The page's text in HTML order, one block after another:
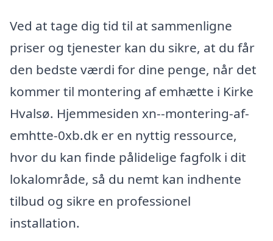
Ved at tage dig tid til at sammenligne
priser og tjenester kan du sikre, at du får
den bedste værdi for dine penge, når det
kommer til montering af emhætte i Kirke
Hvalsø. Hjemmesiden xn--montering-af-
emhtte-0xb.dk er en nyttig ressource,
hvor du kan finde pålidelige fagfolk i dit
lokalområde, så du nemt kan indhente
tilbud og sikre en professionel
installation.